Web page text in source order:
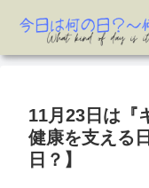
11月23日は『
健康を支える
日？】